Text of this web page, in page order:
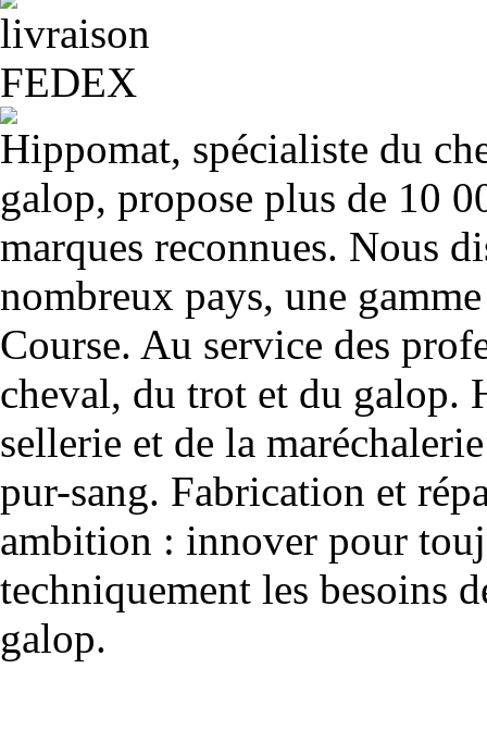
Hippomat, spécialiste du
galop, propose plus de 10
marques reconnues. Nous
nombreux pays, une
Course. Au service des
cheval, du trot et du galop.
sellerie et de la
pur-sang. Fabrication et
ambition : innover pour
techniquement les besoins
galop.